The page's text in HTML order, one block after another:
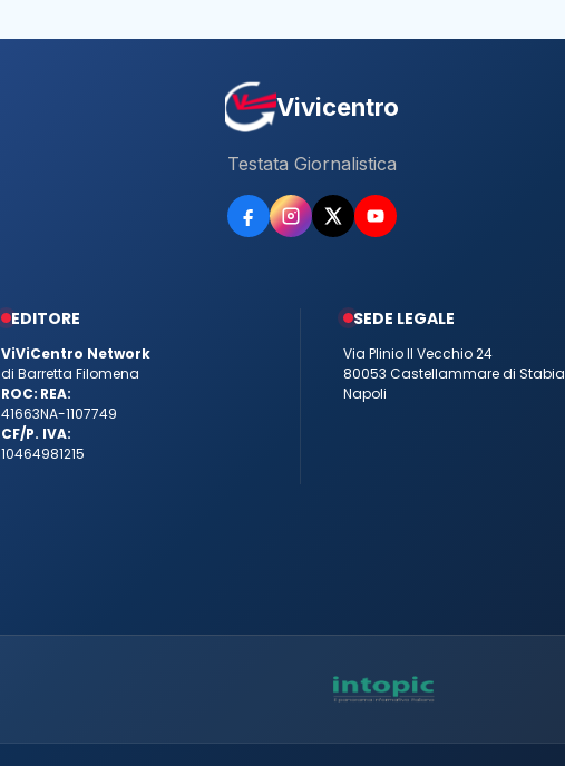
Vivicentro
Testata Giornalistica
EDITORE
ViViCentro Network
di Barretta Filomena
ROC:
41663
REA:
NA-1107749
CF/P. IVA:
10464981215
SEDE LEGALE
Via Plinio Il Vecchio 24
80053 Castellammare di Stabia
Napoli